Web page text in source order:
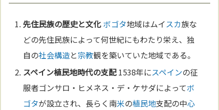
先住民族の歴史と文化 ボゴタ地域はムイスカ族な
どの先住民族によって何世紀にもわたり栄え、独
自の社会構造と宗教観を築いていた地域である。
スペイン植民地時代の支配1538年にスペインの征
服者ゴンサロ・ヒメネス・デ・ケサダによってボ
ゴタが設立され、長らく南米の植民地支配の中心